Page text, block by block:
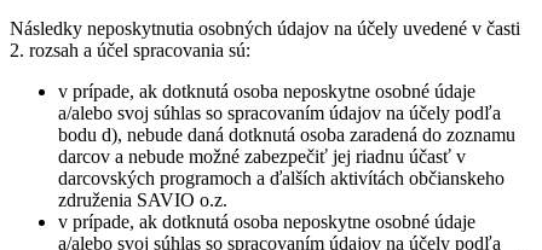
Následky neposkytnutia osobných údajov na účely uvedené v časti
2. rozsah a účel spracovania sú:
v prípade, ak dotknutá osoba neposkytne osobné údaje
a/alebo svoj súhlas so spracovaním údajov na účely podľa
bodu d), nebude daná dotknutá osoba zaradená do zoznamu
darcov a nebude možné zabezpečiť jej riadnu účasť v
darcovských programoch a ďalších aktivítách občianskeho
združenia SAVIO o.z.
v prípade, ak dotknutá osoba neposkytne osobné údaje
a/alebo svoj súhlas so spracovaním údajov na účely podľa